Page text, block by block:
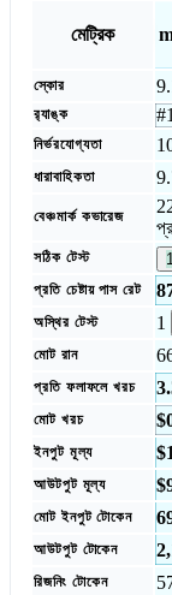
মেট্রিক
স্কোর
র‍্যাঙ্ক
নির্ভরযোগ্যতা
ধারাবাহিকতা
বেঞ্চমার্ক কভারেজ
সঠিক টেস্ট
প্রতি চেষ্টায় পাস রেট
অস্থির টেস্ট 1
মোট রান
প্রতি ফলাফলে খরচ
মোট খরচ
ইনপুট মূল্য
আউটপুট মূল্য
মোট ইনপুট টোকেন
আউটপুট টোকেন
রিজনিং টোকেন